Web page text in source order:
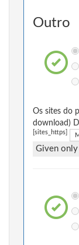
Outro
Os sites do
download)
[sites_https]
Given only